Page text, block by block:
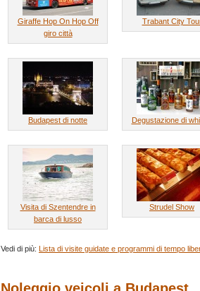
Giraffe Hop On Hop Off
giro città
Trabant City
Budapest di notte Degustazione di
Visita di Szentendre in
barca di lusso
Strudel Show
Vedi di più: Lista di visite guidate e programmi di tempo